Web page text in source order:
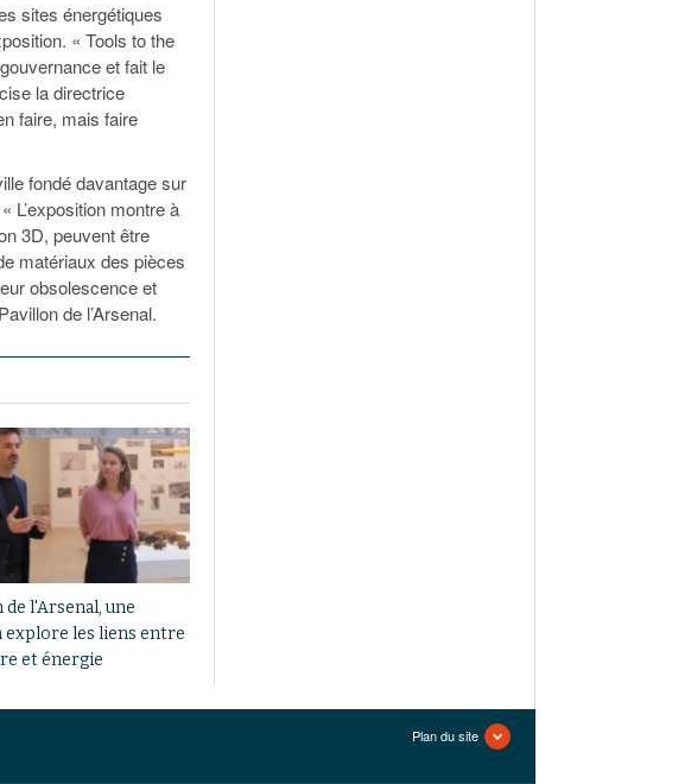
sites énergétiques
« Tools to the
et fait le
la directrice
faire, mais faire
fondé davantage sur
L’exposition montre à
3D, peuvent être
matériaux des pièces
obsolescence et
de l’Arsenal.
de l'Arsenal, une
les liens entre
et énergie
Plan du site